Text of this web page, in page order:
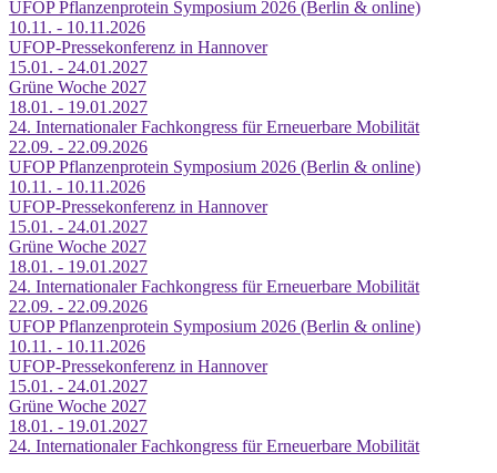
UFOP Pflanzenprotein Symposium 2026 (Berlin & online)
10.11. - 10.11.2026
UFOP-Pressekonferenz in Hannover
15.01. - 24.01.2027
Grüne Woche 2027
18.01. - 19.01.2027
24. Internationaler Fachkongress für Erneuerbare Mobilität
22.09. - 22.09.2026
UFOP Pflanzenprotein Symposium 2026 (Berlin & online)
10.11. - 10.11.2026
UFOP-Pressekonferenz in Hannover
15.01. - 24.01.2027
Grüne Woche 2027
18.01. - 19.01.2027
24. Internationaler Fachkongress für Erneuerbare Mobilität
22.09. - 22.09.2026
UFOP Pflanzenprotein Symposium 2026 (Berlin & online)
10.11. - 10.11.2026
UFOP-Pressekonferenz in Hannover
15.01. - 24.01.2027
Grüne Woche 2027
18.01. - 19.01.2027
24. Internationaler Fachkongress für Erneuerbare Mobilität